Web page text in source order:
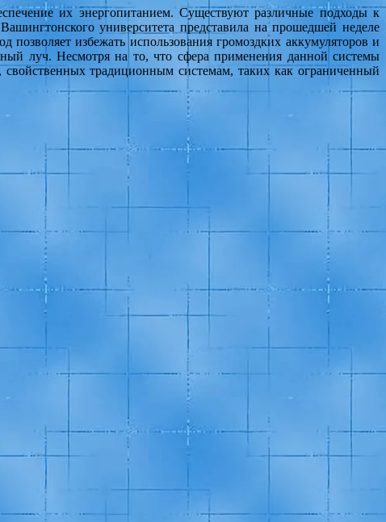
их энергопитанием. Существуют различные подходы к
университета представила на прошедшей неделе
избежать использования громоздких аккумуляторов и
луч. Несмотря на то, что сфера применения данной системы
традиционным системам, таких как ограниченный